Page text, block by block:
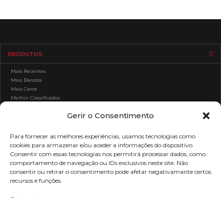
Gerir o Consentimento
Para fornecer as melhores experiências, usamos tecnologias como
cookies para armazenar e/ou aceder a informações do dispositivo.
Consentir com essas tecnologias nos permitirá processar dados, como
comportamento de navegação ou IDs exclusivos neste site. Não
consentir ou retirar o consentimento pode afetar negativamante certos
recursos e funções.
PRODUTOS
Mais Recentes
Mais Baratos
Mais Caros
Melhor Classificados
ÁREA DE CLIENTE
ÁREA LEGAL